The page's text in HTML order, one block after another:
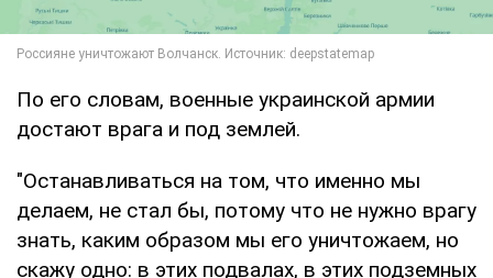
По его словам, военные украинской армии
достают врага и под землей.
"Останавливаться на том, что именно мы
делаем, не стал бы, потому что не нужно врагу
знать, каким образом мы его уничтожаем, но
скажу одно: в этих подвалах, в этих подземных